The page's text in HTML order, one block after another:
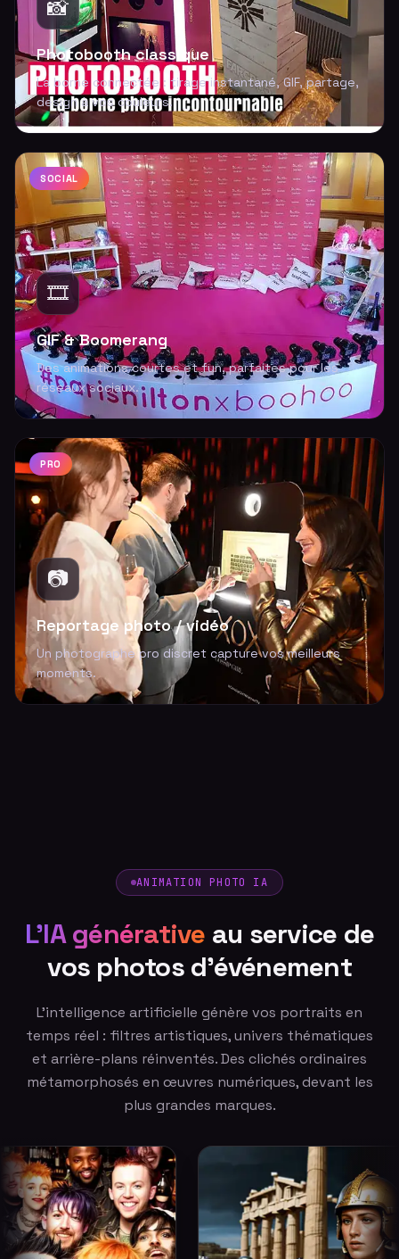
📸
Photobooth classique
La borne connectée : tirage instantané, GIF, partage,
design à vos couleurs.
SOCIAL
🎞️
GIF & Boomerang
Des animations courtes et fun, parfaites pour les
réseaux sociaux.
PRO
📷
Reportage photo / vidéo
Un photographe pro discret capture vos meilleurs
moments.
ANIMATION PHOTO IA
L'IA générative au service de
vos photos d'événement
L'intelligence artificielle génère vos portraits en
temps réel : filtres artistiques, univers thématiques
et arrière-plans réinventés. Des clichés ordinaires
métamorphosés en œuvres numériques, devant les
plus grandes marques.